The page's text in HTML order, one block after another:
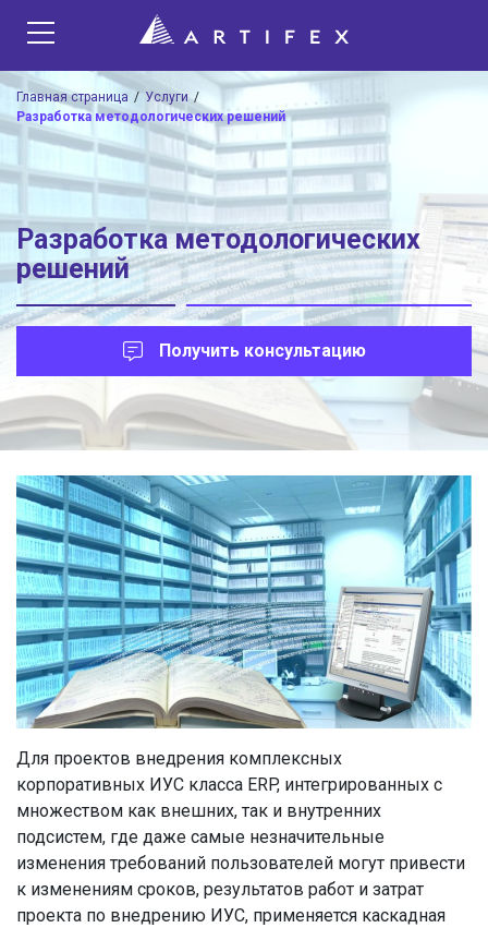
Главная страница
Услуги
Разработка методологических решений
Разработка методологических
решений
Получить консультацию
Для проектов внедрения комплексных
корпоративных ИУС класса ERP, интегрированных с
множеством как внешних, так и внутренних
подсистем, где даже самые незначительные
изменения требований пользователей могут привести
к изменениям сроков, результатов работ и затрат
проекта по внедрению ИУС, применяется каскадная